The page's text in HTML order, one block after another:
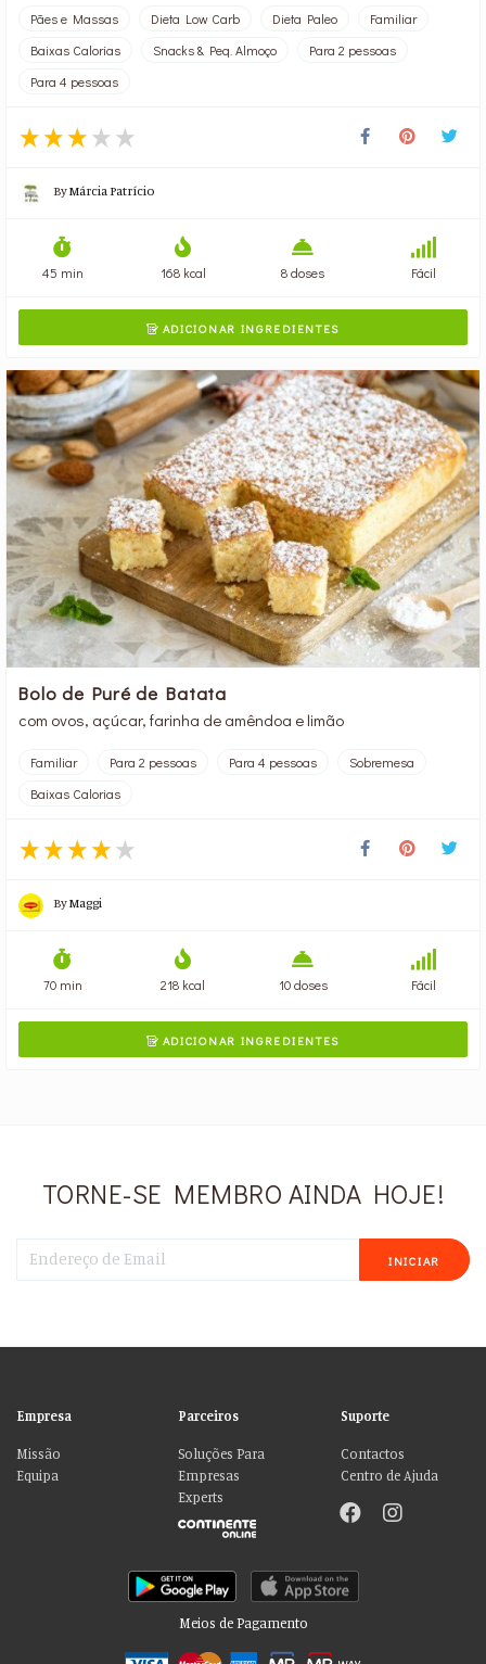
Pães e Massas Dieta Low Carb Dieta Paleo
Familiar
Baixas Calorias
Snacks & Peq. Almoço
Para 2 pessoas
Para 4 pessoas
ByMárcia Patrício
45 min 168 kcal 8 doses Fácil
ADICIONAR INGREDIENTES
Bolo de Puré de Batata
com ovos, açúcar, farinha de amêndoa e limão
Familiar Para 2 pessoas Para 4 pessoas
Sobremesa
Baixas Calorias
ByMaggi
70 min 218 kcal 10 doses Fácil
ADICIONAR INGREDIENTES
TORNE-SE MEMBRO AINDA HOJE!
INICIAR
Empresa
Missão
Equipa
Parceiros
Soluções Para
Empresas
Experts
Suporte
Contactos
Centro de Ajuda
Meios de Pagamento